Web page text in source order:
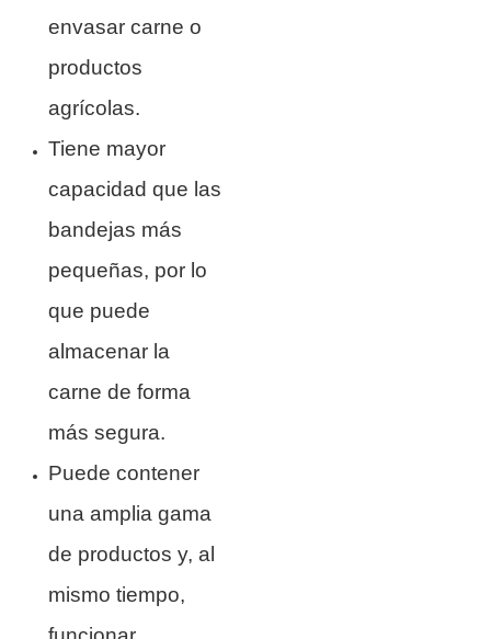
envasar carne o
productos
agrícolas.
Tiene mayor
capacidad que las
bandejas más
pequeñas, por lo
que puede
almacenar la
carne de forma
más segura.
Puede contener
una amplia gama
de productos y, al
mismo tiempo,